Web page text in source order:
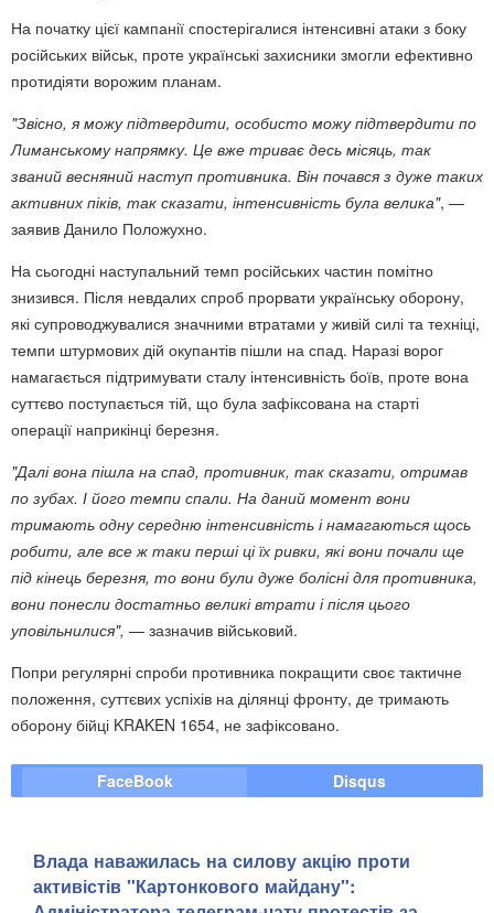
На початку цієї кампанії спостерігалися інтенсивні атаки з боку
російських військ, проте українські захисники змогли ефективно
протидіяти ворожим планам.
"Звісно, я можу підтвердити, особисто можу підтвердити по
Лиманському напрямку. Це вже триває десь місяць, так
званий весняний наступ противника. Він почався з дуже таких
активних піків, так сказати, інтенсивність була велика", —
заявив Данило Положухно.
На сьогодні наступальний темп російських частин помітно
знизився. Після невдалих спроб прорвати українську оборону,
які супроводжувалися значними втратами у живій силі та техніці,
темпи штурмових дій окупантів пішли на спад. Наразі ворог
намагається підтримувати сталу інтенсивність боїв, проте вона
суттєво поступається тій, що була зафіксована на старті
операції наприкінці березня.
"Далі вона пішла на спад, противник, так сказати, отримав
по зубах. І його темпи спали. На даний момент вони
тримають одну середню інтенсивність і намагаються щось
робити, але все ж таки перші ці їх ривки, які вони почали ще
під кінець березня, то вони були дуже болісні для противника,
вони понесли достатньо великі втрати і після цього
уповільнилися", — зазначив військовий.
Попри регулярні спроби противника покращити своє тактичне
положення, суттєвих успіхів на ділянці фронту, де тримають
оборону бійці KRAKEN 1654, не зафіксовано.
FaceBook Disqus
Влада наважилась на силову акцію проти
активістів "Картонкового майдану":